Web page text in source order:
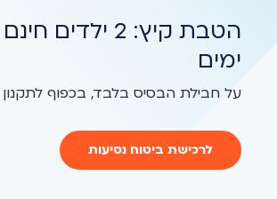
ימים
על חבילת הבסיס בלבד, בכפוף
לרכישת ביטוח נסיעות